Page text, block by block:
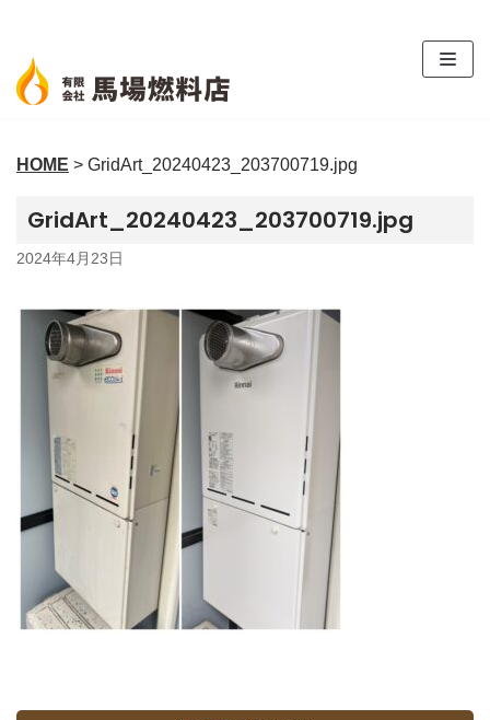
ン
テ
ン
へ
キ
ッ
HOME > GridArt_20240423_203700719.jpg
GridArt_20240423_203700719.jpg
2024年4月23日